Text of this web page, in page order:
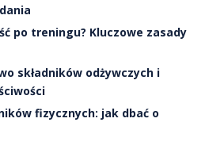
po treningu? Kluczowe zasady
składników odżywczych i
fizycznych: jak dbać o